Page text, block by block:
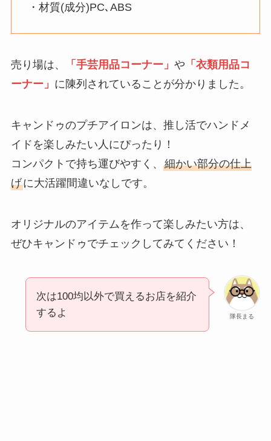
・材質(成分)PC､ABS
売り場は、 「手芸用品コーナー」 や 「衣類用品コ
ーナー」 に陳列されていることが分かりました。
キャンドゥのプチアイロンは、推し活でハンドメ
イドを楽しみたい人にぴったり！
コンパクトで持ち運びやすく、 細かい部分の仕上
げに大活躍間違いなしです。
オリジナルのアイテムを作って楽しみたい方は、
ぜひキャンドゥでチェックしてみてください！
隊長まる
次は100均以外で買えるお店を紹介
するよ